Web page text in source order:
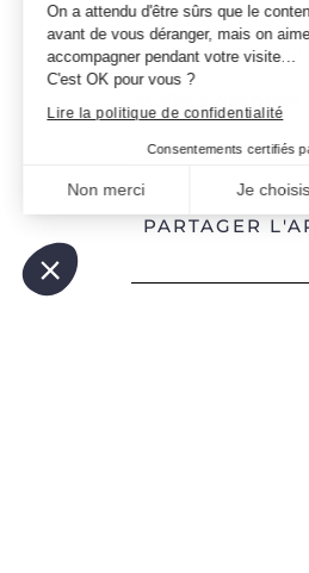
On a attendu d'être sûrs que le
avant de vous déranger, mais on
accompagner pendant votre visite…
C'est OK pour vous ?
Lire la politique de confidentialité
Consentements certifiés
Non merci Je
Axeptio consent
Plateforme de Gestion du
Notre plateforme vous permet
SPORT EN
interactif et
PARTAGER